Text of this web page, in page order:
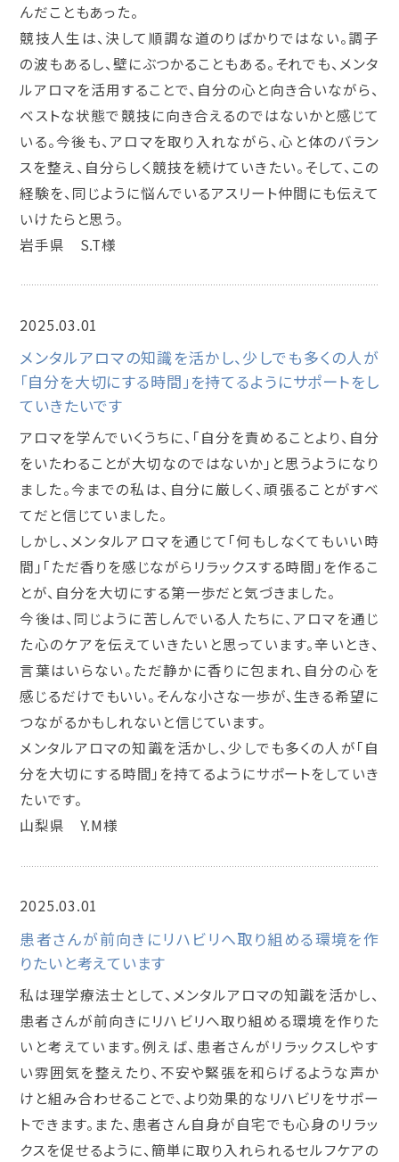
んだこともあった。
競技人生は、決して順調な道のりばかりではない。調子
の波もあるし、壁にぶつかることもある。それでも、メンタ
ルアロマを活用することで、自分の心と向き合いながら、
ベストな状態で競技に向き合えるのではないかと感じて
いる。今後も、アロマを取り入れながら、心と体のバラン
スを整え、自分らしく競技を続けていきたい。そして、この
経験を、同じように悩んでいるアスリート仲間にも伝えて
いけたらと思う。
岩手県 S.T様
2025.03.01
メンタルアロマの知識を活かし、少しでも多くの人が
「自分を大切にする時間」を持てるようにサポートをし
ていきたいです
アロマを学んでいくうちに、「自分を責めることより、自分
をいたわることが大切なのではないか」と思うようになり
ました。今までの私は、自分に厳しく、頑張ることがすべ
てだと信じていました。
しかし、メンタルアロマを通じて「何もしなくてもいい時
間」「ただ香りを感じながらリラックスする時間」を作るこ
とが、自分を大切にする第一歩だと気づきました。
今後は、同じように苦しんでいる人たちに、アロマを通じ
た心のケアを伝えていきたいと思っています。辛いとき、
言葉はいらない。ただ静かに香りに包まれ、自分の心を
感じるだけでもいい。そんな小さな一歩が、生きる希望に
つながるかもしれないと信じています。
メンタルアロマの知識を活かし、少しでも多くの人が「自
分を大切にする時間」を持てるようにサポートをしていき
たいです。
山梨県 Y.M様
2025.03.01
患者さんが前向きにリハビリへ取り組める環境を作
りたいと考えています
私は理学療法士として、メンタルアロマの知識を活かし、
患者さんが前向きにリハビリへ取り組める環境を作りた
いと考えています。例えば、患者さんがリラックスしやす
い雰囲気を整えたり、不安や緊張を和らげるような声か
けと組み合わせることで、より効果的なリハビリをサポー
トできます。また、患者さん自身が自宅でも心身のリラッ
クスを促せるように、簡単に取り入れられるセルフケアの